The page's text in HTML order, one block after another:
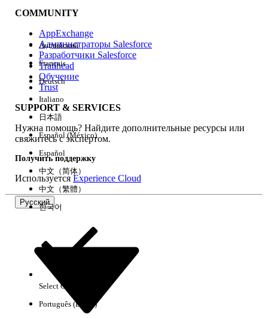
Возможности
Очистить все Готово
Результаты отсутствуют
COMMUNITY
AppExchange
Администраторы Salesforce
Разработчики Salesforce
Trailhead
Обучение
Trust
SUPPORT & SERVICES
Нужна помощь? Найдите дополнительные ресурсы или
свяжитесь с экспертом.
Получить поддержку
ИспользуетсяExperience Cloud
Русский
Английский
Français
Deutsch
Italiano
日本語
Español (México)
Español
中文（简体）
中文（繁體）
한국어
Select Org
Português (Brasil)